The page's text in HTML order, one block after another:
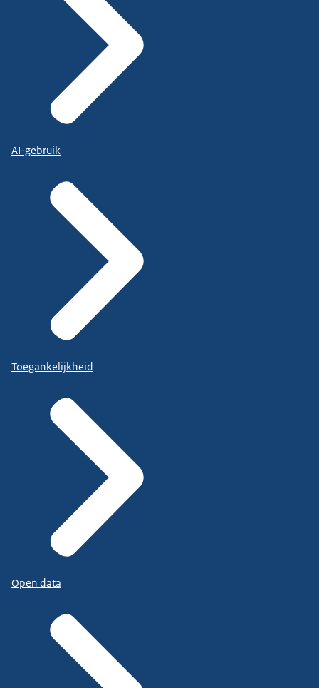
AI-gebruik
Toegankelijkheid
Open data